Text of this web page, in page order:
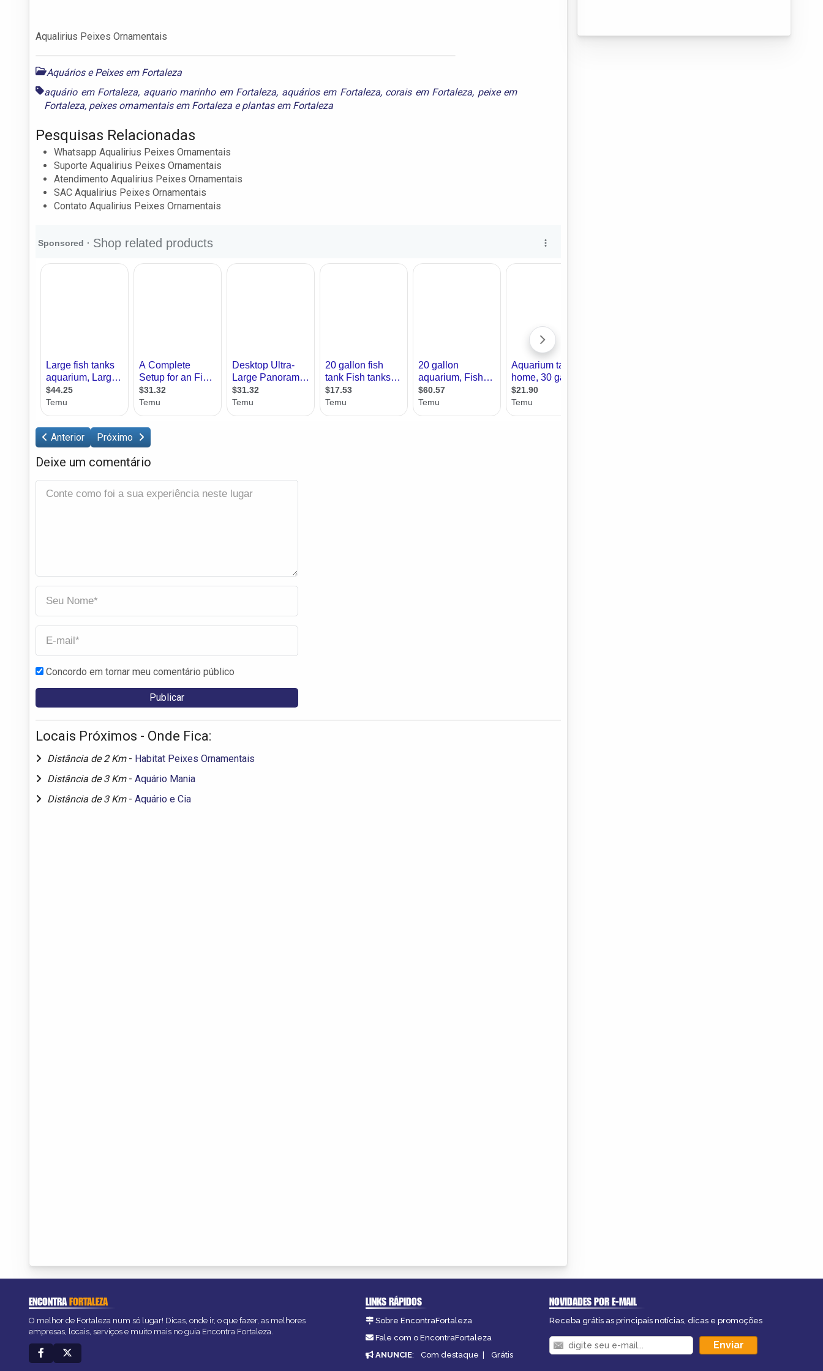
Aqualirius Peixes Ornamentais
Aquários e Peixes em Fortaleza
aquário em Fortaleza, aquario marinho em Fortaleza, aquários em Fortaleza, corais em Fortaleza, peixe em
Fortaleza, peixes ornamentais em Fortaleza eplantas em Fortaleza
Pesquisas Relacionadas
Whatsapp Aqualirius Peixes Ornamentais
Suporte Aqualirius Peixes Ornamentais
Atendimento Aqualirius Peixes Ornamentais
SAC Aqualirius Peixes Ornamentais
Contato Aqualirius Peixes Ornamentais
Anterior Próximo
Deixe um comentário
Concordo em tornar meu comentário público
Locais Próximos - Onde Fica:
Distância de 2 Km - Habitat Peixes Ornamentais
Distância de 3 Km - Aquário Mania
Distância de 3 Km - Aquário e Cia
ENCONTRAFORTALEZA
O melhor de Fortaleza num só lugar! Dicas, onde ir, o que fazer, as melhores
empresas, locais, serviços e muito mais no guia Encontra Fortaleza.
LINKS RÁPIDOS
Sobre EncontraFortaleza
Fale com o EncontraFortaleza
ANUNCIE: Com destaque | Grátis
NOVIDADES POR E-MAIL
Receba grátis as principais notícias, dicas e promoções